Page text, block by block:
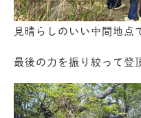
見晴らしのいい中間地点
最後の力を振り絞って登